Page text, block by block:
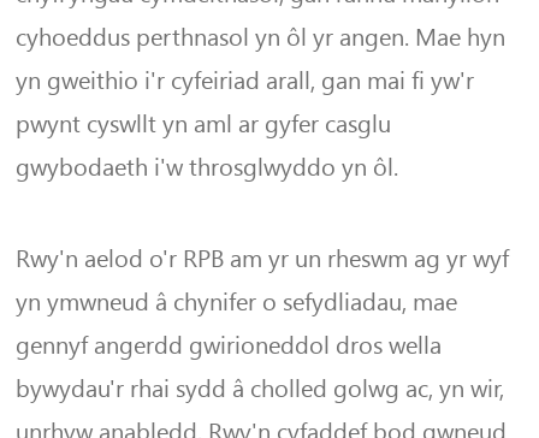
cyhoeddus perthnasol yn ôl yr angen. Mae hyn
yn gweithio i'r cyfeiriad arall, gan mai fi yw'r
pwynt cyswllt yn aml ar gyfer casglu
gwybodaeth i'w throsglwyddo yn ôl.
Rwy'n aelod o'r RPB am yr un rheswm ag yr wyf
yn ymwneud â chynifer o sefydliadau, mae
gennyf angerdd gwirioneddol dros wella
bywydau'r rhai sydd â cholled golwg ac, yn wir,
unrhyw anabledd. Rwy'n cyfaddef bod gwneud